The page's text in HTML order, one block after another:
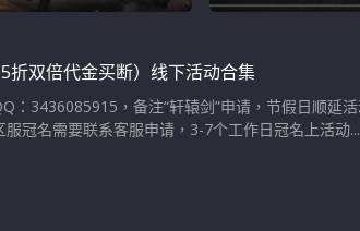
折双倍代金买断）线下活动合集
：3436085915，备注“轩辕剑”申请，节假日顺延
冠名需要联系客服申请，3-7个工作日冠名上活动...